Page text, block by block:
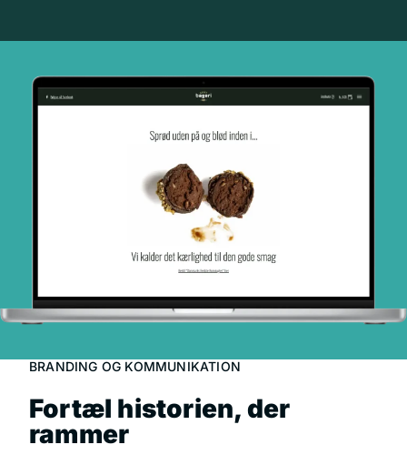
BRANDING OG KOMMUNIKATION
Fortæl historien, der
rammer